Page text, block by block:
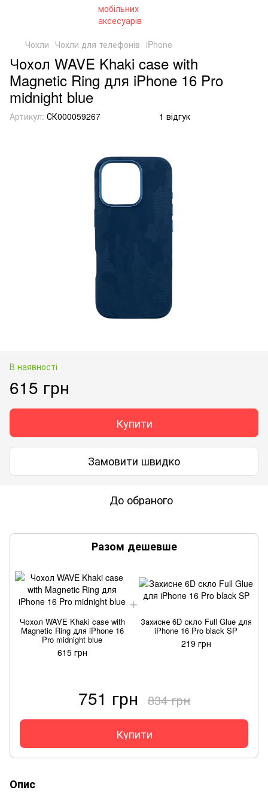
Чохли Чохли для телефонів iPhone
Чохол WAVE Khaki case with
Magnetic Ring для iPhone 16 Pro
midnight blue
Артикул: СК000059267 1 відгук
В наявності
615 грн
Купити
Замовити швидко
До обраного
Разом дешевше
Чохол WAVE Khaki case with
Magnetic Ring для iPhone 16
Pro midnight blue
615 грн
Захисне 6D скло Full Glue для
iPhone 16 Pro black SP
219 грн
751 грн 834 грн
Купити
Опис